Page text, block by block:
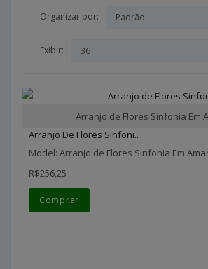
Organizar por:
Exibir:
Arranjo de Flores Sinfonia Em
Arranjo De Flores Sinfoni..
Model: Arranjo de Flores Sinfonia Em
R$256,25
Comprar